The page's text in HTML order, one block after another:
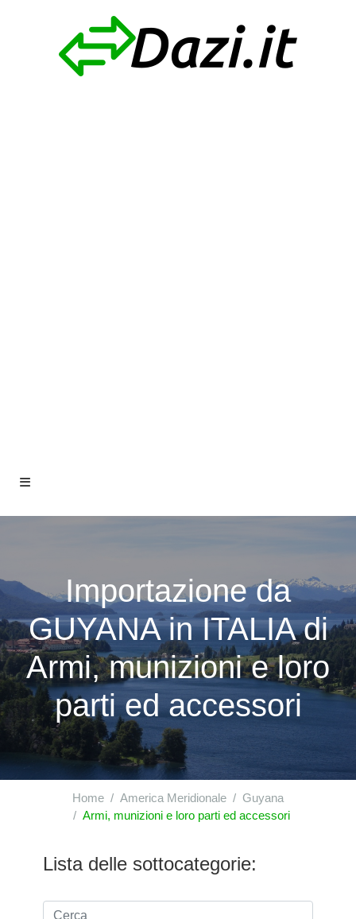
Importazione da
GUYANA in ITALIA di
Armi, munizioni e loro
parti ed accessori
Home America Meridionale
Guyana
Armi, munizioni e loro parti ed accessori
Lista delle sottocategorie: